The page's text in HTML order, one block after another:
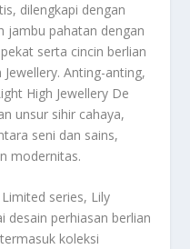
dilengkapi dengan
jambu pahatan dengan
serta cincin berlian
Anting-anting,
High Jewellery De
unsur sihir cahaya,
seni dan sains,
modernitas.
series, Lily
desain perhiasan berlian
koleksi